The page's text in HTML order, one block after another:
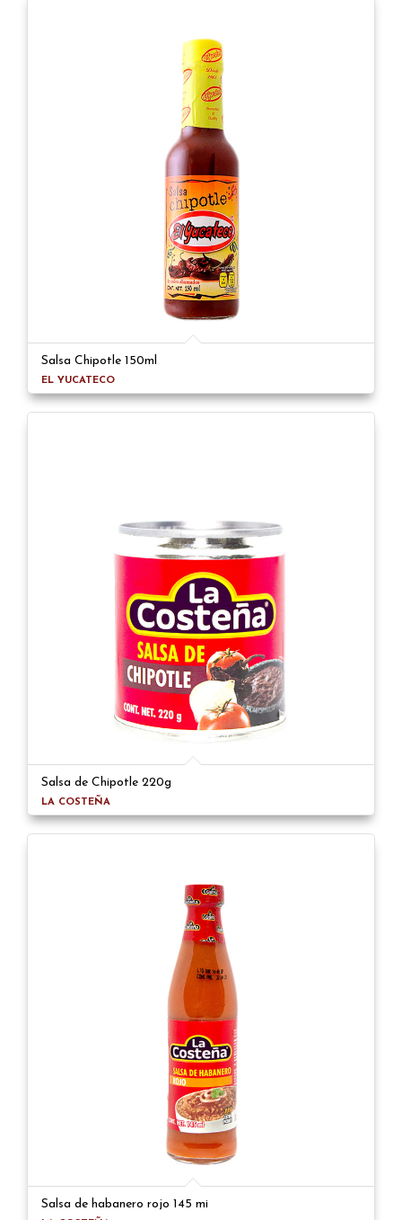
Salsa Chipotle 150ml
EL YUCATECO
Salsa de Chipotle 220g
LA COSTEÑA
Salsa de habanero rojo 145 mi